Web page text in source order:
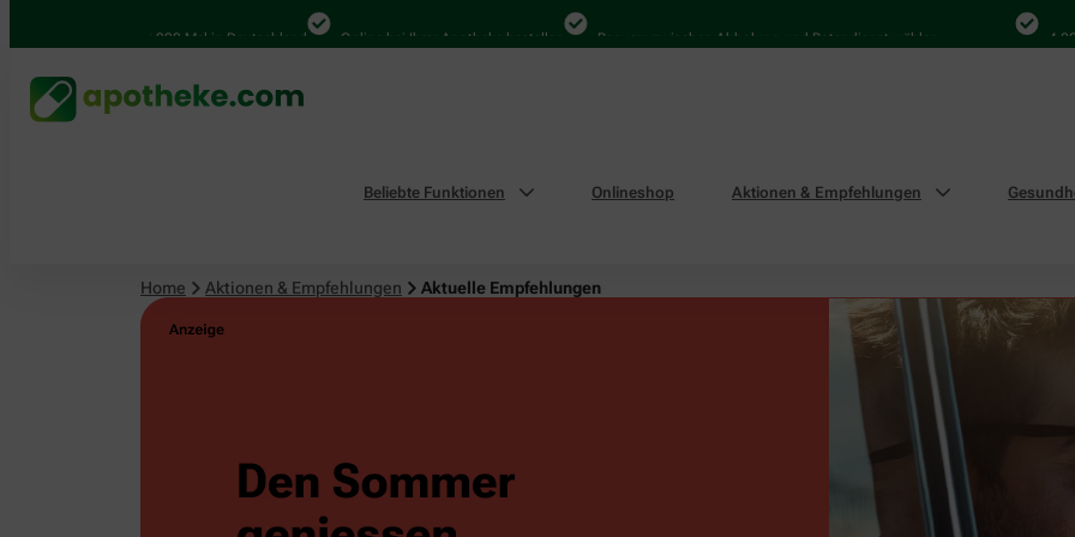
4.000 Mal in Deutschland Online bei Ihrer Apotheke bestellen Bequem zwischen Abholung und Botendienst wählen 4.000 Mal
Beliebte Funktionen Onlineshop Aktionen & Empfehlungen
Home Aktionen & Empfehlungen Aktuelle Empfehlungen